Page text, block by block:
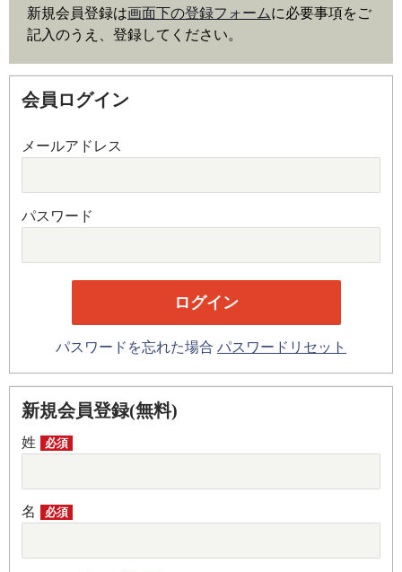
新規会員登録は画面下の登録フォームに必要事項をご
記入のうえ、登録してください。
会員ログイン
メールアドレス
パスワード
パスワードを忘れた場合 パスワードリセット
新規会員登録(無料)
姓 必須
名 必須